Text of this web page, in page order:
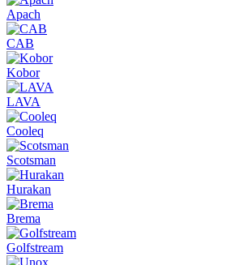
Apach
CAB
Kobor
LAVA
Cooleq
Scotsman
Hurakan
Brema
Golfstream